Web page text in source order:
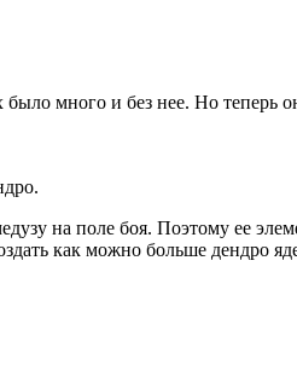
много и без нее. Но теперь
на поле боя. Поэтому ее
как можно больше дендро